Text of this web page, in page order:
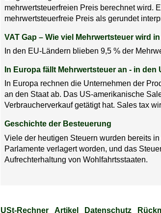
mehrwertsteuerfreien Preis berechnet wird.
mehrwertsteuerfreie Preis als gerundet
VAT Gap – Wie viel Mehrwertsteuer wird
In den EU-Ländern blieben 9,5 % der
In Europa fällt Mehrwertsteuer an - in den
In Europa rechnen die Unternehmen der
an den Staat ab. Das US-amerikanische
Verbraucherverkauf getätigt hat. Sales tax
Geschichte der Besteuerung
Viele der heutigen Steuern wurden bereits
Parlamente verlagert worden, und das
Aufrechterhaltung von Wohlfahrtsstaaten.
USt-Rechner Artikel Datenschutz